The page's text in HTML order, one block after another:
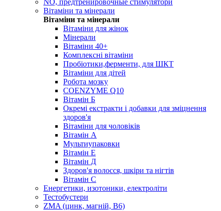
NO, предтренировочные стимулятори
Вітаміни та мінерали
Вітаміни та мінерали
Вітаміни для жінок
Мінерали
Вітаміни 40+
Комплексні вітаміни
Пробіотики,ферменти, для ШКТ
Вітаміни для дітей
Робота мозку
COENZYME Q10
Вітамін Б
Окремі екстракти і добавки для зміцнення
здоров'я
Вітаміни для чоловіків
Вітамін А
Мультиупаковки
Вітамін Е
Вітамін Д
Здоров'я волосся, шкіри та нігтів
Вітамін С
Енергетики, изотоники, електроліти
Тестобустери
ZMA (цинк, магній, В6)